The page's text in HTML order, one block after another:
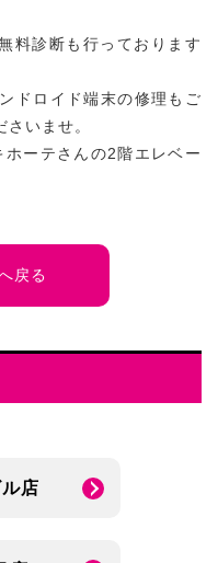
料診断も行っております
ドロイド端末の修理もご
いませ。
ーテさんの2階エレベー
戻る
店